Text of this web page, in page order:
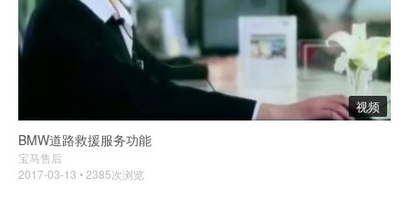
视频
BMW道路救援服务功能
宝马售后
2017-03-13 • 2385次浏览